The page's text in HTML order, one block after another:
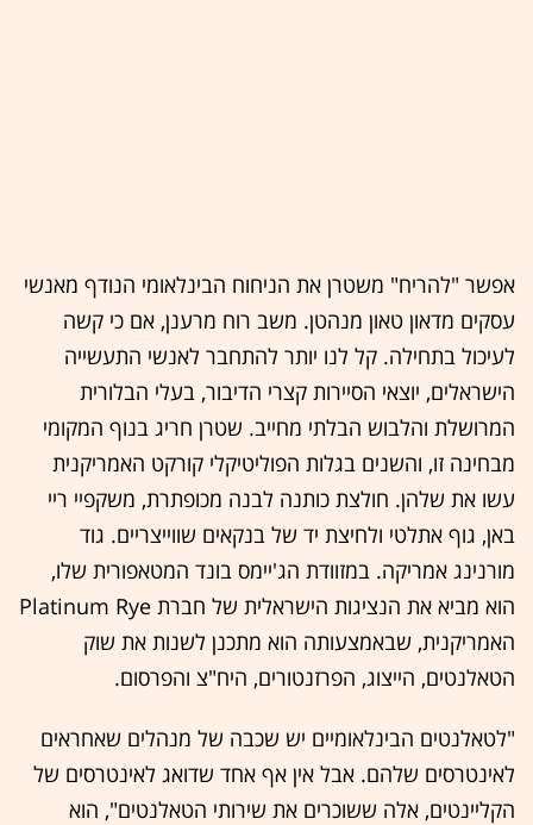
אפשר "להריח" משטרן את הניחוח הבינלאומי הנודף מאנשי
עסקים מדאון טאון מנהטן. משב רוח מרענן, אם כי קשה
לעיכול בתחילה. קל לנו יותר להתחבר לאנשי התעשייה
הישראלים, יוצאי הסיירות קצרי הדיבור, בעלי הבלורית
המרושלת והלבוש הבלתי מחייב. שטרן חריג בנוף המקומי
מבחינה זו, והשנים בגלות הפוליטיקלי קורקט האמריקנית
עשו את שלהן. חולצת כותנה לבנה מכופתרת, משקפיי ריי
באן, גוף אתלטי ולחיצת יד של בנקאים שווייצריים. גוד
מורנינג אמריקה. במזוודת הג'יימס בונד המטאפורית שלו,
הוא מביא את הנציגות הישראלית של חברת Platinum Rye
האמריקנית, שבאמצעותה הוא מתכנן לשנות את שוק
הטאלנטים, הייצוג, הפרזנטורים, היח"צ והפרסום.
"לטאלנטים הבינלאומיים יש שכבה של מנהלים שאחראים
לאינטרסים שלהם. אבל אין אף אחד שדואג לאינטרסים של
הקליינטים, אלה ששוכרים את שירותי הטאלנטים", הוא